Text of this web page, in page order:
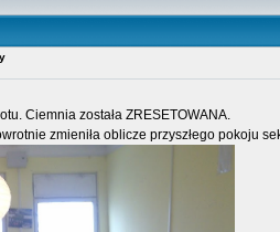
Ciemnia została ZRESETOWANA.
zmieniła oblicze przyszłego pokoju